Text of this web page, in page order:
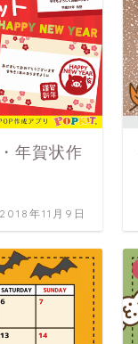
年賀状作
2018年11月9日